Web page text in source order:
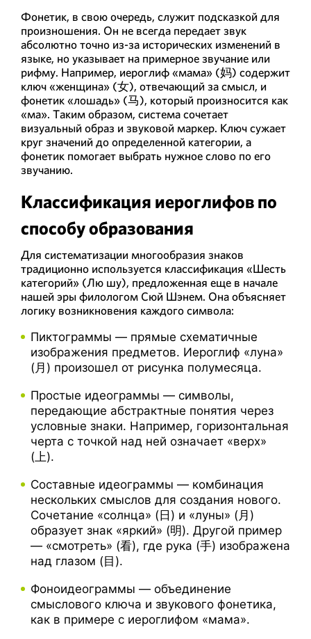
Фонетик, в свою очередь, служит подсказкой для
произношения. Он не всегда передает звук
абсолютно точно из-за исторических изменений в
языке, но указывает на примерное звучание или
рифму. Например, иероглиф «мама» (妈) содержит
ключ «женщина» (女), отвечающий за смысл, и
фонетик «лошадь» (马), который произносится как
«ма». Таким образом, система сочетает
визуальный образ и звуковой маркер. Ключ сужает
круг значений до определенной категории, а
фонетик помогает выбрать нужное слово по его
звучанию.
Классификация иероглифов по
способу образования
Для систематизации многообразия знаков
традиционно используется классификация «Шесть
категорий» (Лю шу), предложенная еще в начале
нашей эры филологом Сюй Шэнем. Она объясняет
логику возникновения каждого символа:
Пиктограммы — прямые схематичные
изображения предметов. Иероглиф «луна»
(月) произошел от рисунка полумесяца.
Простые идеограммы — символы,
передающие абстрактные понятия через
условные знаки. Например, горизонтальная
черта с точкой над ней означает «верх»
(上).
Составные идеограммы — комбинация
нескольких смыслов для создания нового.
Сочетание «солнца» (日) и «луны» (月)
образует знак «яркий» (明). Другой пример
— «смотреть» (看), где рука (手) изображена
над глазом (目).
Фоноидеограммы — объединение
смыслового ключа и звукового фонетика,
как в примере с иероглифом «мама».